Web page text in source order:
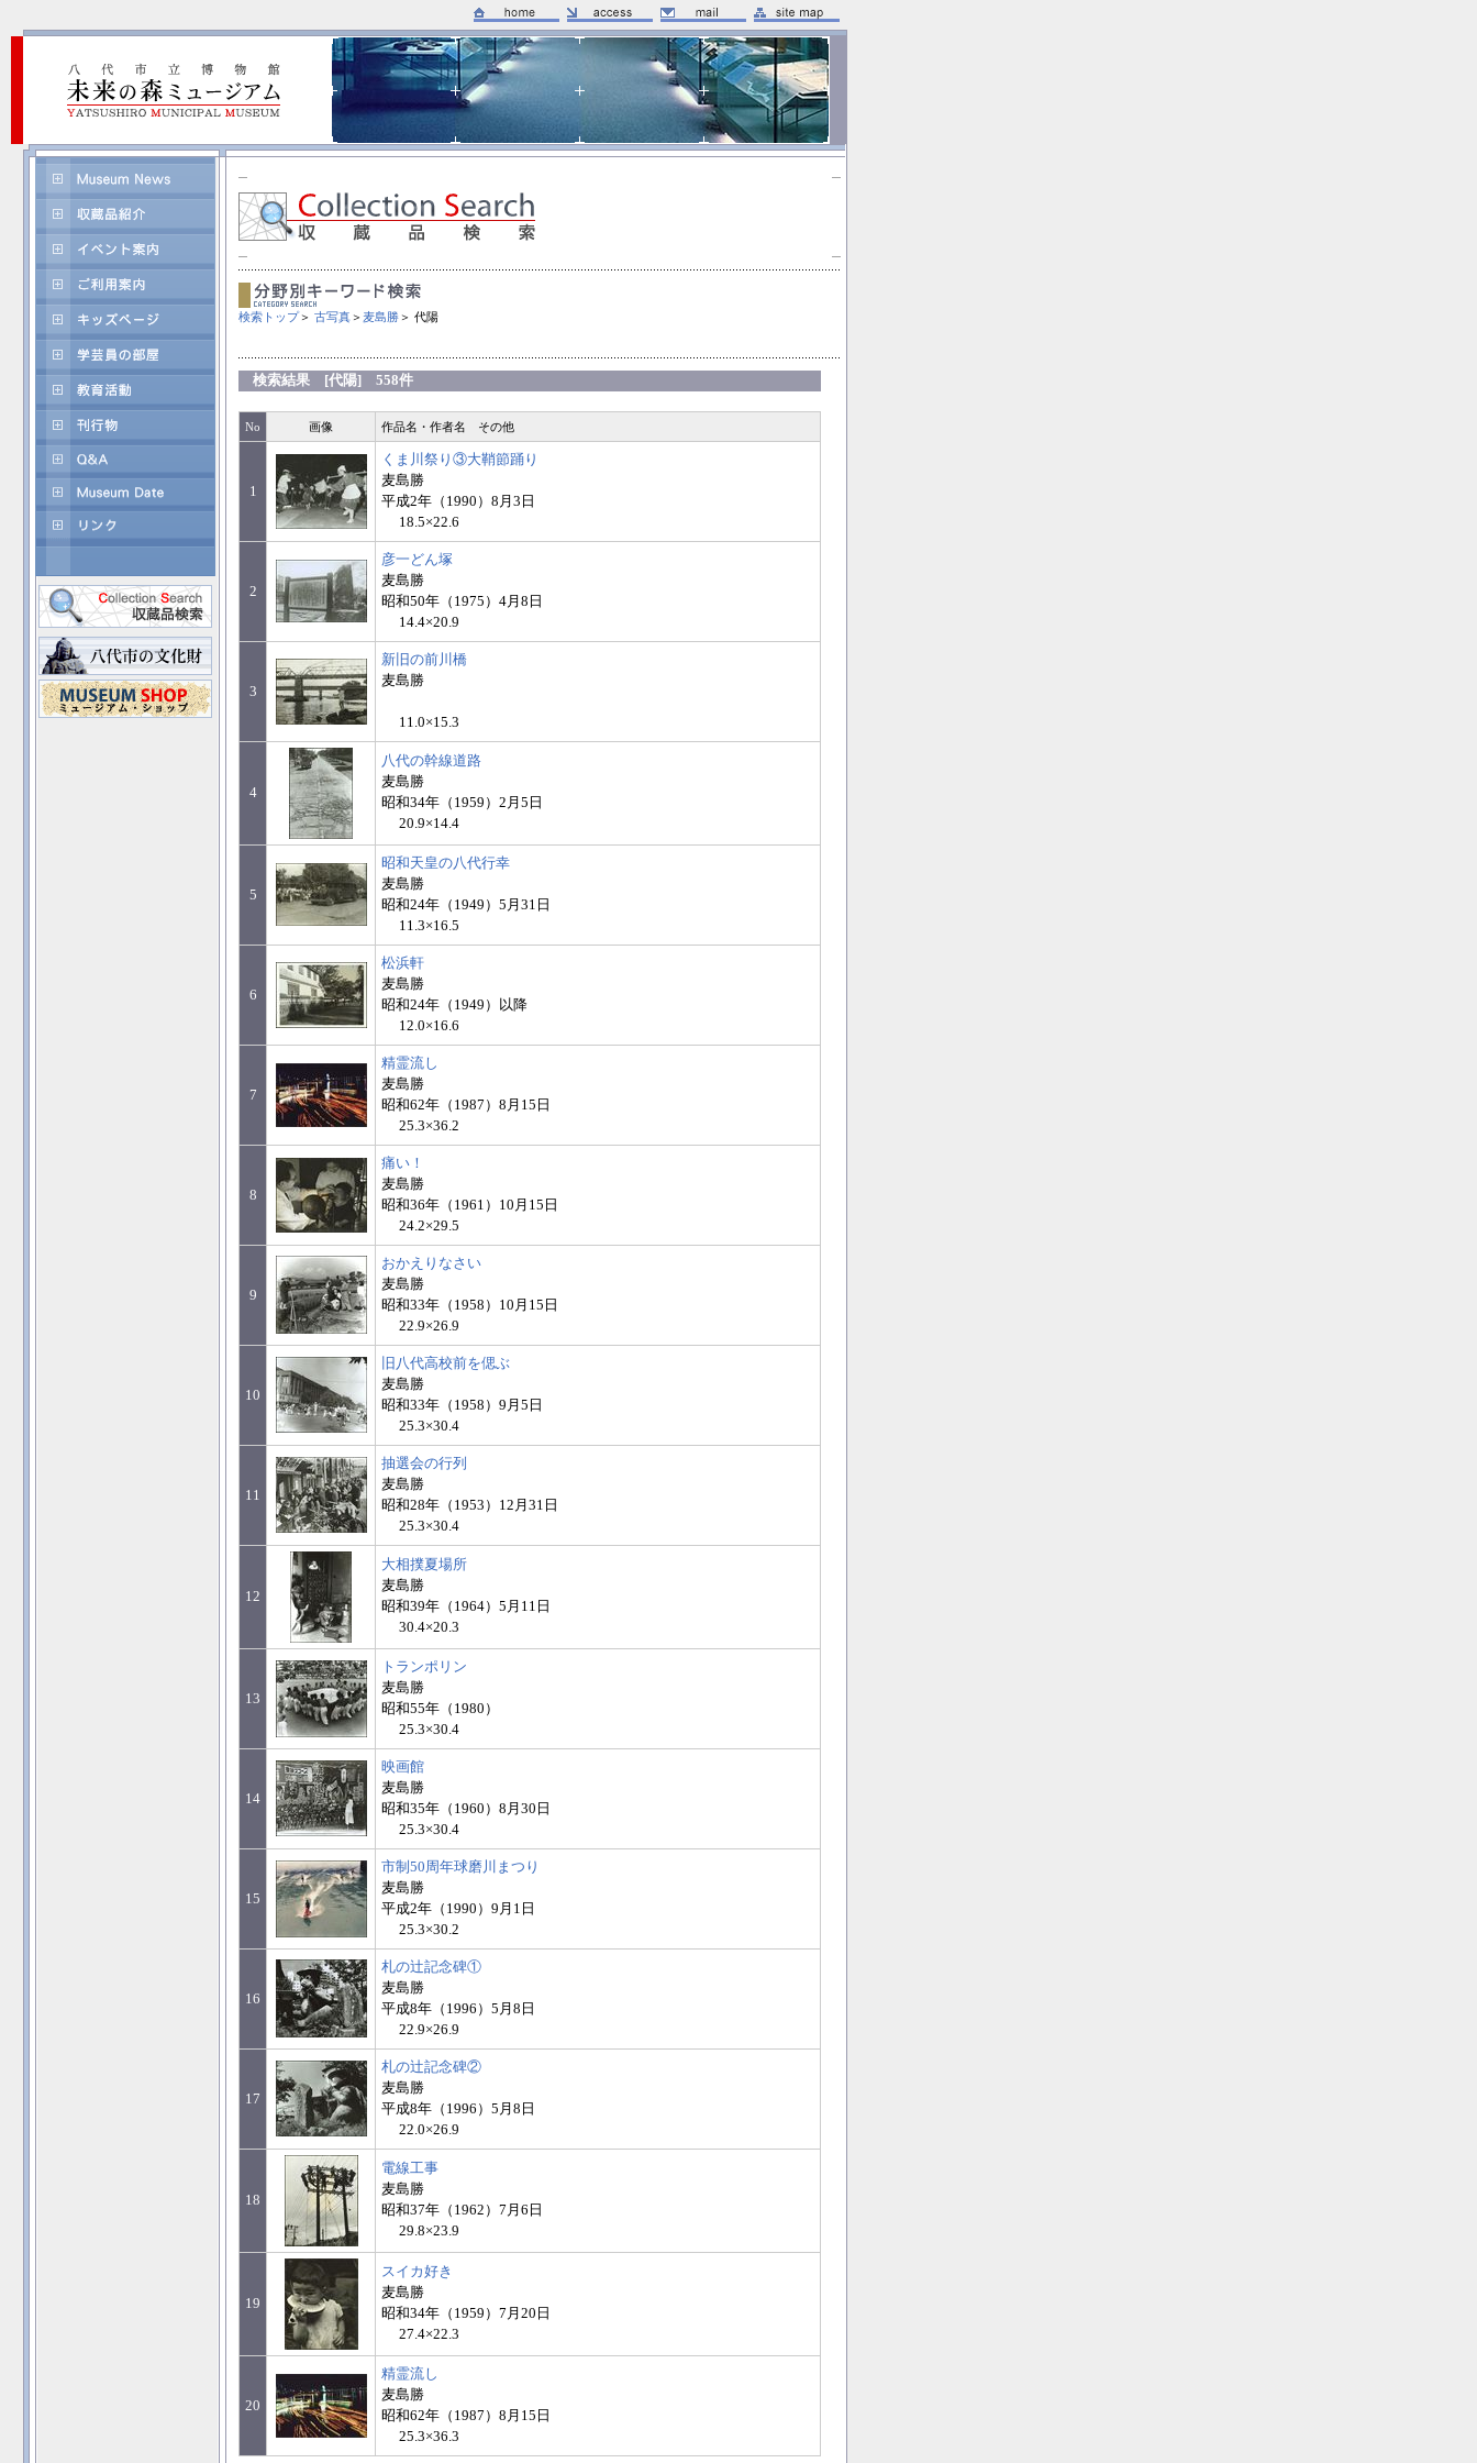
検索トップ＞ 古写真＞ 麦島勝＞ 代陽
検索結果 [代陽] 558件
No 画像 作品名・作者名 その他
1
くま川祭り③大鞘節踊り
麦島勝
平成2年（1990）8月3日
18.5×22.6
2
彦一どん塚
麦島勝
昭和50年（1975）4月8日
14.4×20.9
3
新旧の前川橋
麦島勝
11.0×15.3
4
八代の幹線道路
麦島勝
昭和34年（1959）2月5日
20.9×14.4
5
昭和天皇の八代行幸
麦島勝
昭和24年（1949）5月31日
11.3×16.5
6
松浜軒
麦島勝
昭和24年（1949）以降
12.0×16.6
7
精霊流し
麦島勝
昭和62年（1987）8月15日
25.3×36.2
8
痛い！
麦島勝
昭和36年（1961）10月15日
24.2×29.5
9
おかえりなさい
麦島勝
昭和33年（1958）10月15日
22.9×26.9
10
旧八代高校前を偲ぶ
麦島勝
昭和33年（1958）9月5日
25.3×30.4
11
抽選会の行列
麦島勝
昭和28年（1953）12月31日
25.3×30.4
12
大相撲夏場所
麦島勝
昭和39年（1964）5月11日
30.4×20.3
13
トランポリン
麦島勝
昭和55年（1980）
25.3×30.4
14
映画館
麦島勝
昭和35年（1960）8月30日
25.3×30.4
15
市制50周年球磨川まつり
麦島勝
平成2年（1990）9月1日
25.3×30.2
16
札の辻記念碑①
麦島勝
平成8年（1996）5月8日
22.9×26.9
17
札の辻記念碑②
麦島勝
平成8年（1996）5月8日
22.0×26.9
18
電線工事
麦島勝
昭和37年（1962）7月6日
29.8×23.9
19
スイカ好き
麦島勝
昭和34年（1959）7月20日
27.4×22.3
20
精霊流し
麦島勝
昭和62年（1987）8月15日
25.3×36.3